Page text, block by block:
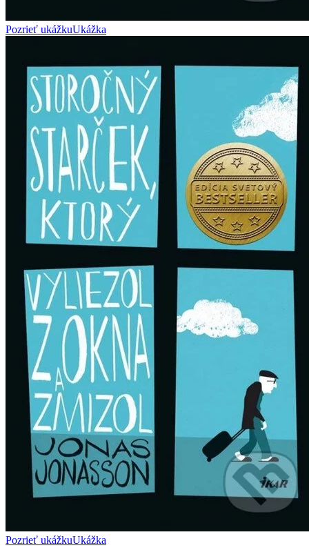
Pozrieť ukážkuUkážka
Pozrieť ukážkuUkážka